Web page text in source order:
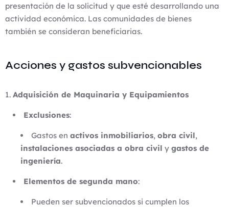
presentación de la solicitud y que esté desarrollando una
actividad económica. Las comunidades de bienes
también se consideran beneficiarias.
Acciones y gastos subvencionables
Adquisición de Maquinaria y Equipamientos
Exclusiones:
Gastos en activos inmobiliarios, obra civil,
instalaciones asociadas a obra civil y gastos de
ingeniería.
Elementos de segunda mano:
Pueden ser subvencionados si cumplen los